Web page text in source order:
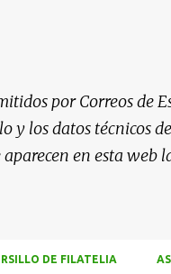
por Correos de
los datos técnicos
en esta
DE FILATELIA